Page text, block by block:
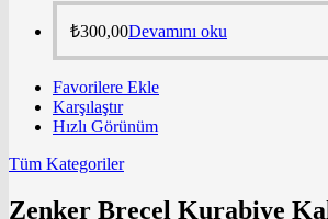
₺300,00Devamını oku
Favorilere Ekle
Karşılaştır
Hızlı Görünüm
Tüm Kategoriler
Zenker Breçel Kurabiye